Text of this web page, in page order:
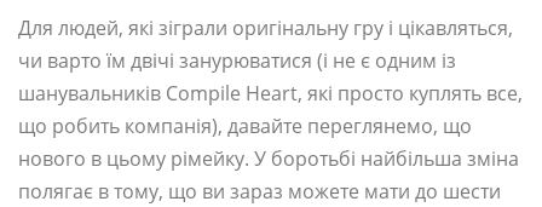
Для людей, які зіграли оригінальну гру і цікавляться,
чи варто їм двічі занурюватися (і не є одним із
шанувальників Compile Heart, які просто куплять все,
що робить компанія), давайте переглянемо, що
нового в цьому рімейку. У боротьбі найбільша зміна
полягає в тому, що ви зараз можете мати до шести